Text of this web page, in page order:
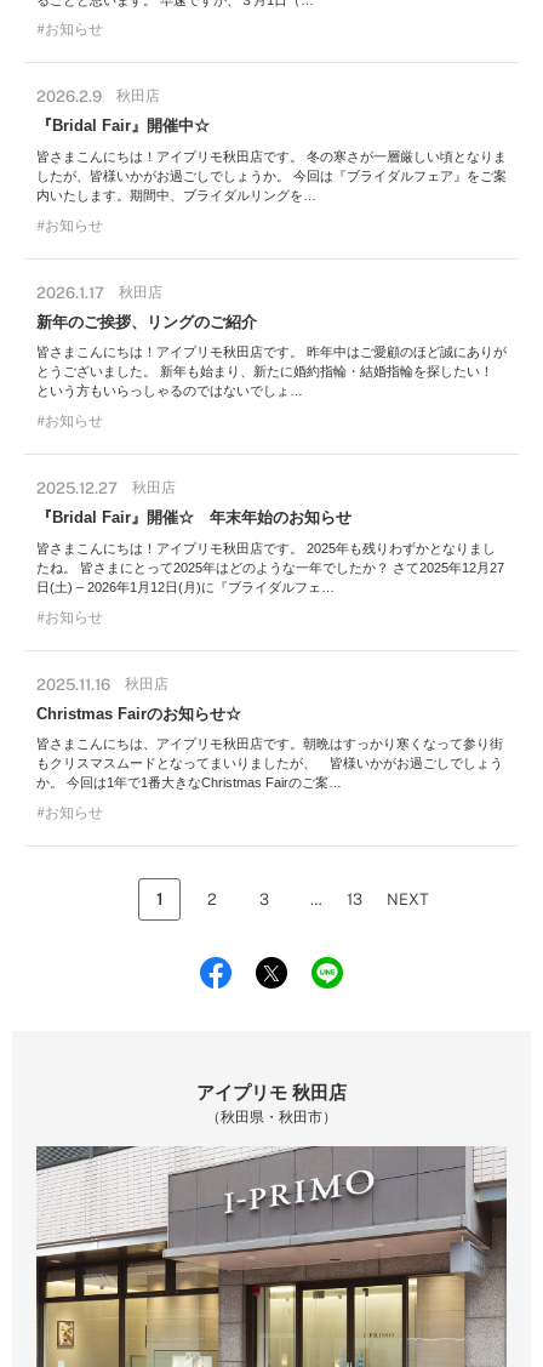
お知らせ
2026.2.9 秋田店
『Bridal Fair』開催中☆
皆さまこんにちは！アイプリモ秋田店です。 冬の寒さが一層厳しい頃となりま
したが、皆様いかがお過ごしでしょうか。 今回は『ブライダルフェア』をご案
内いたします。期間中、ブライダルリングを…
お知らせ
2026.1.17 秋田店
新年のご挨拶、リングのご紹介
皆さまこんにちは！アイプリモ秋田店です。 昨年中はご愛顧のほど誠にありが
とうございました。 新年も始まり、新たに婚約指輪・結婚指輪を探したい！
という方もいらっしゃるのではないでしょ…
お知らせ
2025.12.27 秋田店
『Bridal Fair』開催☆ 年末年始のお知らせ
皆さまこんにちは！アイプリモ秋田店です。 2025年も残りわずかとなりまし
たね。 皆さまにとって2025年はどのような一年でしたか？ さて2025年12月27
日(土) – 2026年1月12日(月)に『ブライダルフェ…
お知らせ
2025.11.16 秋田店
Christmas Fairのお知らせ☆
皆さまこんにちは、アイプリモ秋田店です。朝晩はすっかり寒くなって参り街
もクリスマスムードとなってまいりましたが、 皆様いかがお過ごしでしょう
か。 今回は1年で1番大きなChristmas Fairのご案…
お知らせ
1 2 3 … 13 NEXT
アイプリモ 秋田店
（秋田県・秋田市）